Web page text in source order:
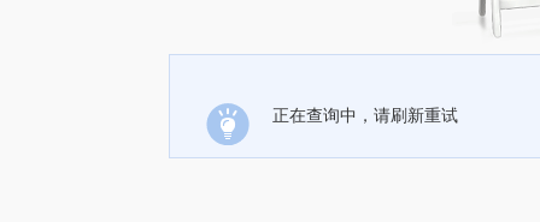
正在查询中，请刷新重试